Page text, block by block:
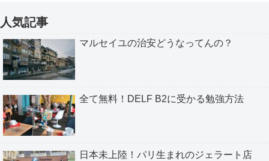
人気記事
マルセイユの治安どうなってんの？
全て無料！DELF B2に受かる勉強方法
日本未上陸！パリ生まれのジェラート店